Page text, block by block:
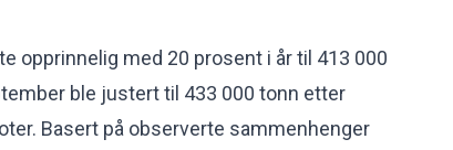
opprinnelig med 20 prosent i år til 413 000
ble justert til 433 000 tonn etter
Basert på observerte sammenhenger